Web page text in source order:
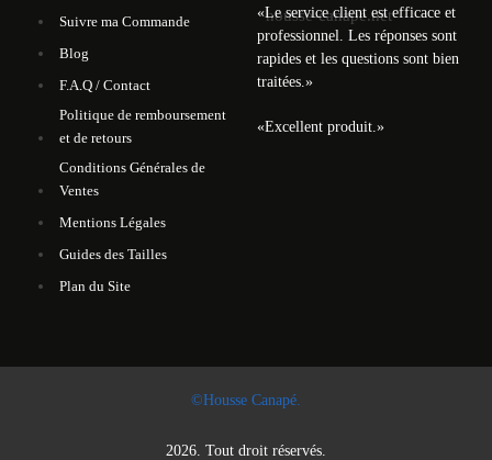
Suivre ma Commande
Blog
F.A.Q / Contact
Politique de remboursement
et de retours
Conditions Générales de
Ventes
Mentions Légales
Guides des Tailles
Plan du Site
«Le service client est efficace et
professionnel. Les réponses sont
rapides et les questions sont bien
traitées.»
«Excellent produit.»
©Housse Canapé.
2026. Tout droit réservés.